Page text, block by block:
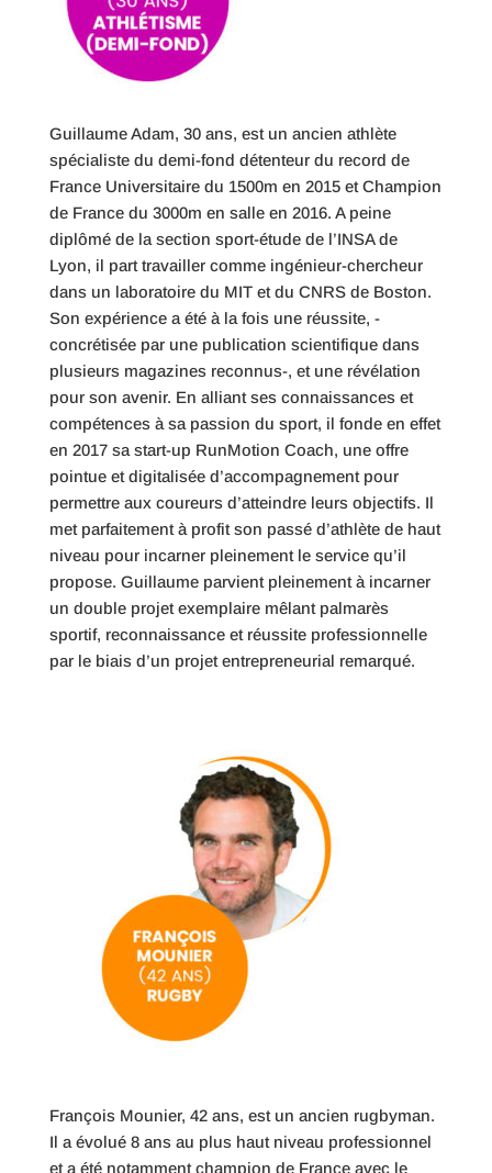
Guillaume Adam, 30 ans, est un ancien athlète
spécialiste du demi-fond détenteur du record de
France Universitaire du 1500m en 2015 et Champion
de France du 3000m en salle en 2016. A peine
diplômé de la section sport-étude de l’INSA de
Lyon, il part travailler comme ingénieur-chercheur
dans un laboratoire du MIT et du CNRS de Boston.
Son expérience a été à la fois une réussite, -
concrétisée par une publication scientifique dans
plusieurs magazines reconnus-, et une révélation
pour son avenir. En alliant ses connaissances et
compétences à sa passion du sport, il fonde en effet
en 2017 sa start-up RunMotion Coach, une offre
pointue et digitalisée d’accompagnement pour
permettre aux coureurs d’atteindre leurs objectifs. Il
met parfaitement à profit son passé d’athlète de haut
niveau pour incarner pleinement le service qu’il
propose. Guillaume parvient pleinement à incarner
un double projet exemplaire mêlant palmarès
sportif, reconnaissance et réussite professionnelle
par le biais d’un projet entrepreneurial remarqué.
François Mounier, 42 ans, est un ancien rugbyman.
Il a évolué 8 ans au plus haut niveau professionnel
et a été notamment champion de France avec le